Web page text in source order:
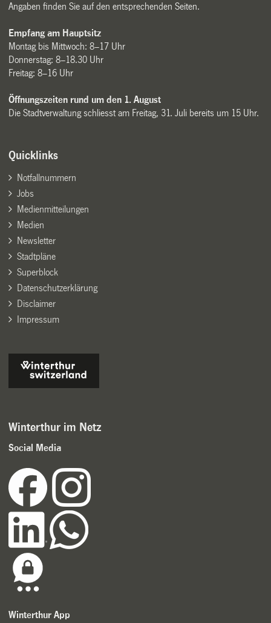
Angaben finden Sie auf den entsprechenden Seiten.
Empfang am Hauptsitz
Montag bis Mittwoch: 8–17 Uhr
Donnerstag: 8–18.30 Uhr
Freitag: 8–16 Uhr
Öffnungszeiten rund um den 1. August
Die Stadtverwaltung schliesst am Freitag, 31. Juli bereits um 15 Uhr.
Quicklinks
Notfallnummern
Jobs
Medienmitteilungen
Medien
Newsletter
Stadtpläne
Superblock
Datenschutzerklärung
Disclaimer
Impressum
Winterthur im Netz
Social Media
Winterthur App